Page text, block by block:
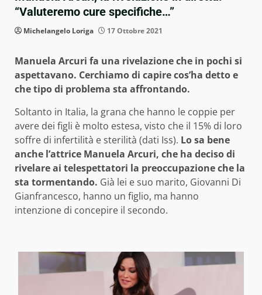
“Valuteremo cure specifiche…”
Michelangelo Loriga 17 Ottobre 2021
Manuela Arcuri fa una rivelazione che in pochi si
aspettavano. Cerchiamo di capire cos’ha detto e
che tipo di problema sta affrontando.
Soltanto in Italia, la grana che hanno le coppie per
avere dei figli è molto estesa, visto che il 15% di loro
soffre di infertilità e sterilità (dati Iss). Lo sa bene
anche l’attrice Manuela Arcuri, che ha deciso di
rivelare ai telespettatori la preoccupazione che la
sta tormentando. Già lei e suo marito, Giovanni Di
Gianfrancesco, hanno un figlio, ma hanno
intenzione di concepire il secondo.